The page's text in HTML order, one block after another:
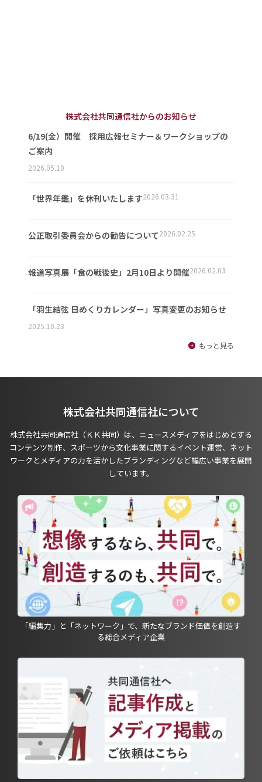
株式会社共同通信社からのお知らせ
6/19(金）開催 採用広報セミナー＆ワークショップの
ご案内
2026.05.10
「世界年鑑」を休刊いたします2026.03.31
公正取引委員会からの勧告について2026.02.25
報道写真展「食の戦後史」2月10日より開催2026.02.03
「羽生結弦 日めくりカレンダー」写真変更のお知らせ
2025.10.23
もっと見る
株式会社共同通信社について
株式会社共同通信社（ＫＫ共同）は、ニュースメディアをはじめとする
コンテンツ制作、スポーツから文化事業に関するイベント運営、ネット
ワークとメディアの力を活かしたブランディングなど幅広い事業を展開
しています。
「編集力」と「ネットワーク」で、新たなブランド価値を創造す
る総合メディア企業